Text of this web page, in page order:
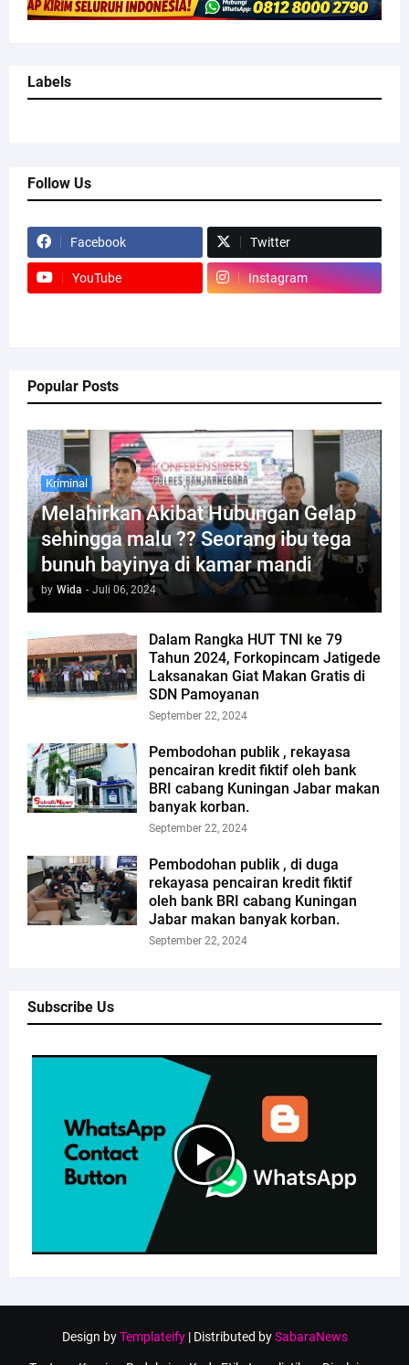
Labels
Follow Us
Facebook Twitter
YouTube Instagram
Popular Posts
Kriminal
Melahirkan Akibat Hubungan Gelap
sehingga malu ?? Seorang ibu tega
bunuh bayinya di kamar mandi
by Wida - Juli 06, 2024
Dalam Rangka HUT TNI ke 79
Tahun 2024, Forkopincam Jatigede
Laksanakan Giat Makan Gratis di
SDN Pamoyanan
September 22, 2024
Pembodohan publik , rekayasa
pencairan kredit fiktif oleh bank
BRI cabang Kuningan Jabar makan
banyak korban.
September 22, 2024
Pembodohan publik , di duga
rekayasa pencairan kredit fiktif
oleh bank BRI cabang Kuningan
Jabar makan banyak korban.
September 22, 2024
Subscribe Us
Design byTemplateify| Distributed bySabaraNews